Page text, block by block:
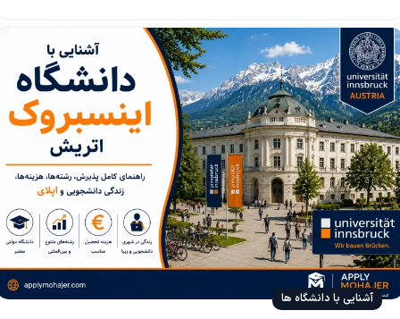
آشنایی با دانشگاه ها